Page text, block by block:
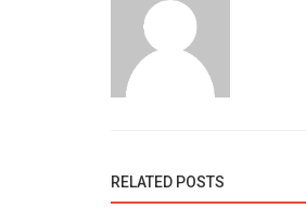
RELATED POSTS